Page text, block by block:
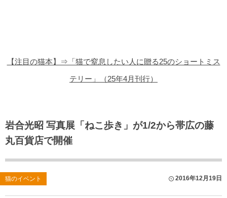
【注目の猫本】⇒「猫で窒息したい人に贈る25のショートミス
テリー」（25年4月刊行）
岩合光昭 写真展「ねこ歩き」が1/2から帯広の藤
丸百貨店で開催
猫のイベント 2016年12月19日
猫のゲーム・アプリ
猫のフリー写真素材